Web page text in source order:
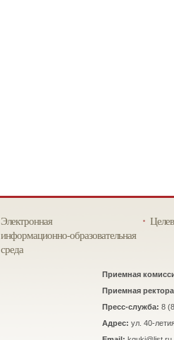
Электронная
информационно-образовательная
среда
Приемная
Приемная
Пресс-служба: 8
Адрес: ул. 40-